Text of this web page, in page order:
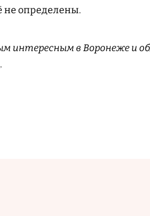
не определены.
интересным в Воронеже и
.